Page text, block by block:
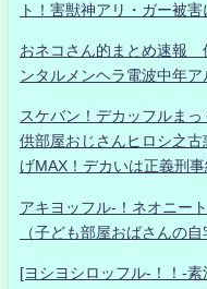
ト！害獣神アリ・ガー被
おネコさん的まとめ速報
ンタルメンヘラ電波中年
スケバン！デカッフルま
供部屋おじさんヒロシ之
げMAX！デカいは正義刑
アキヨッフル-！ネオニー
（子ども部屋おばさんの
[ヨシヨシロッフル-！！-